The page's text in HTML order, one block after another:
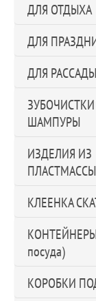
ДЛЯ ОТДЫХА
ДЛЯ
ДЛЯ
ШАМПУРЫ
ИЗДЕЛИЯ ИЗ
ПЛАСТМАССЫ
КЛЕЕНКА
посуда)
КОРОБКИ